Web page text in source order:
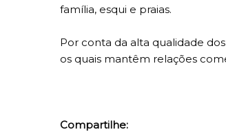
família, esqui e praias.
Por conta da alta qualidade
os quais mantêm relações
Compartilhe: